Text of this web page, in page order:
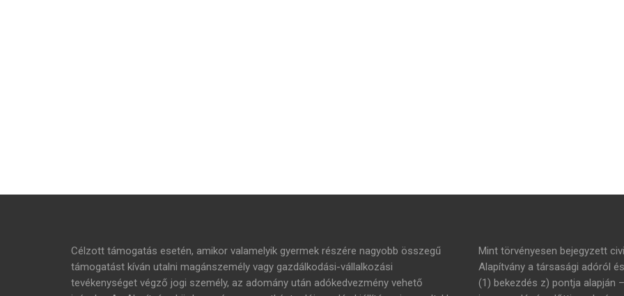
Célzott támogatás esetén, amikor valamelyik gyermek részére nagyobb összegű
támogatást kíván utalni magánszemély vagy gazdálkodási-vállalkozási
tevékenységet végző jogi személy, az adomány után adókedvezmény vehető
Mint törvényesen bejegyzett
Alapítvány a társasági adóról
(1) bekezdés z) pontja alapján